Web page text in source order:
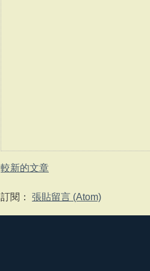
較新的文章
訂閱： 張貼留言 (Atom)